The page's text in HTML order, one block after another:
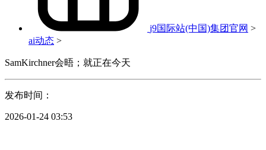
j9国际站(中国)集团官网 >
ai动态 >
SamKirchner会晤；就正在今天
发布时间：
2026-01-24 03:53